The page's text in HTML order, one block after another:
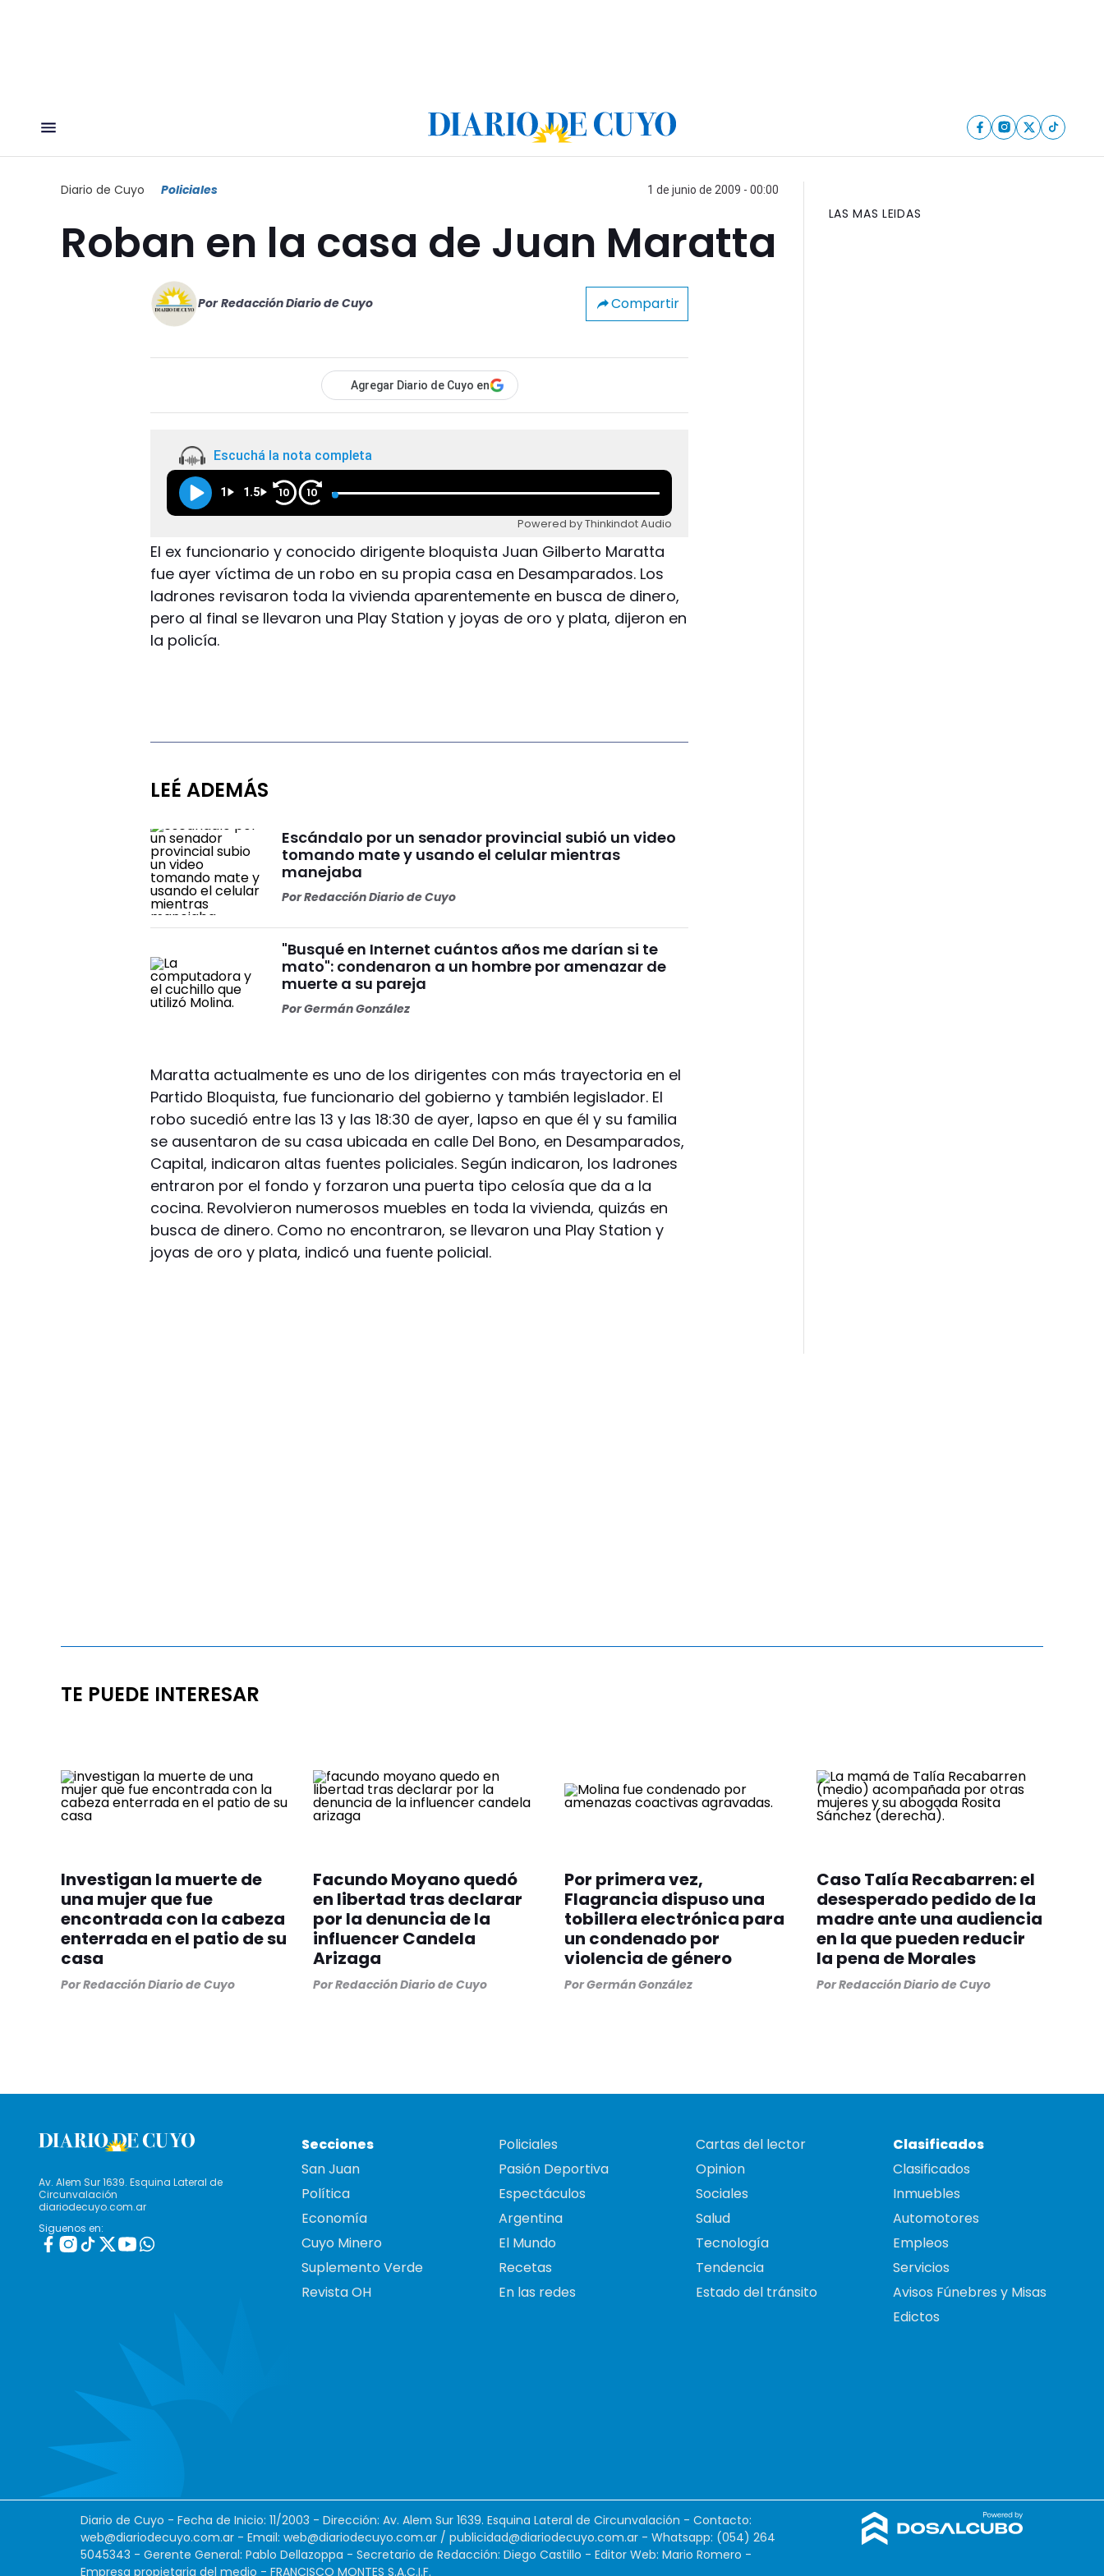
Diario de Cuyo Policiales 1 de junio de 2009 - 00:00
Roban en la casa de Juan Maratta
Por Redacción Diario de Cuyo Compartir
Agregar Diario de Cuyo en
Escuchá la nota completa
1 1.5 10 10
Powered by Thinkindot Audio
El ex funcionario y conocido dirigente bloquista Juan Gilberto Maratta
fue ayer víctima de un robo en su propia casa en Desamparados. Los
ladrones revisaron toda la vivienda aparentemente en busca de dinero,
pero al final se llevaron una Play Station y joyas de oro y plata, dijeron en
la policía.
LEÉ ADEMÁS
Escándalo por un senador provincial subió un video
tomando mate y usando el celular mientras
manejaba
PorRedacción Diario de Cuyo
"Busqué en Internet cuántos años me darían si te
mato": condenaron a un hombre por amenazar de
muerte a su pareja
PorGermán González
Maratta actualmente es uno de los dirigentes con más trayectoria en el
Partido Bloquista, fue funcionario del gobierno y también legislador. El
robo sucedió entre las 13 y las 18:30 de ayer, lapso en que él y su familia
se ausentaron de su casa ubicada en calle Del Bono, en Desamparados,
Capital, indicaron altas fuentes policiales. Según indicaron, los ladrones
entraron por el fondo y forzaron una puerta tipo celosía que da a la
cocina. Revolvieron numerosos muebles en toda la vivienda, quizás en
busca de dinero. Como no encontraron, se llevaron una Play Station y
joyas de oro y plata, indicó una fuente policial.
LAS MAS LEIDAS
TE PUEDE INTERESAR
Investigan la muerte de
una mujer que fue
encontrada con la cabeza
enterrada en el patio de su
casa
PorRedacción Diario de Cuyo
Facundo Moyano quedó
en libertad tras declarar
por la denuncia de la
influencer Candela
Arizaga
PorRedacción Diario de Cuyo
Por primera vez,
Flagrancia dispuso una
tobillera electrónica para
un condenado por
violencia de género
PorGermán González
Caso Talía Recabarren: el
desesperado pedido de la
madre ante una audiencia
en la que pueden reducir
la pena de Morales
PorRedacción Diario de Cuyo
Av. Alem Sur 1639. Esquina Lateral de
Circunvalación
diariodecuyo.com.ar
Siguenos en:
Secciones
San Juan
Política
Economía
Cuyo Minero
Suplemento Verde
Revista OH
Policiales
Pasión Deportiva
Espectáculos
Argentina
El Mundo
Recetas
En las redes
Cartas del lector
Opinion
Sociales
Salud
Tecnología
Tendencia
Estado del tránsito
Clasificados
Clasificados
Inmuebles
Automotores
Empleos
Servicios
Avisos Fúnebres y Misas
Edictos
Diario de Cuyo - Fecha de Inicio: 11/2003 - Dirección: Av. Alem Sur 1639. Esquina Lateral de Circunvalación - Contacto:
web@diariodecuyo.com.ar - Email: web@diariodecuyo.com.ar / publicidad@diariodecuyo.com.ar - Whatsapp: (054) 264
5045343 - Gerente General: Pablo Dellazoppa - Secretario de Redacción: Diego Castillo - Editor Web: Mario Romero -
Empresa propietaria del medio - FRANCISCO MONTES S.A.C.I.F.